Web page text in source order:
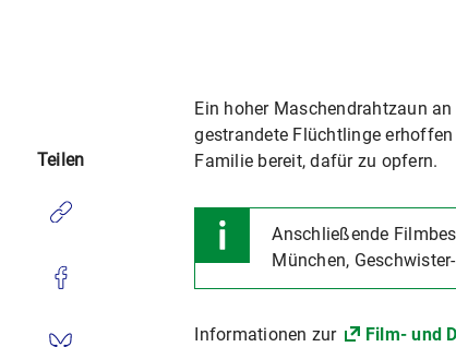
Ein hoher Maschendrahtzaun
gestrandete Flüchtlinge
Familie bereit, dafür zu opfern.
Anschließende
München,
Informationen zur Film- und
Teilen